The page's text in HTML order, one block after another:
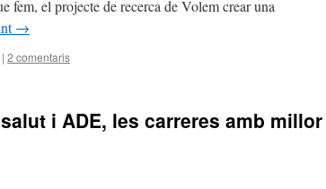
fem, el projecte de recerca de Volem crear una
→
| 2 comentaris
i ADE, les carreres amb millor